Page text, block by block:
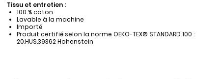
Tissu et entretien :
100 % coton
Lavable à la machine
Importé
Produit certifié selon la norme OEKO-TEX® STANDARD 100 :
20.HUS.39362 Hohenstein